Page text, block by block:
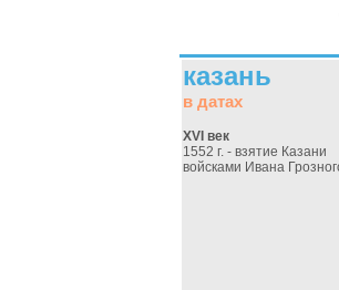
казань
в датах
XVI век
1552 г. - взятие Казани
войсками Ивана